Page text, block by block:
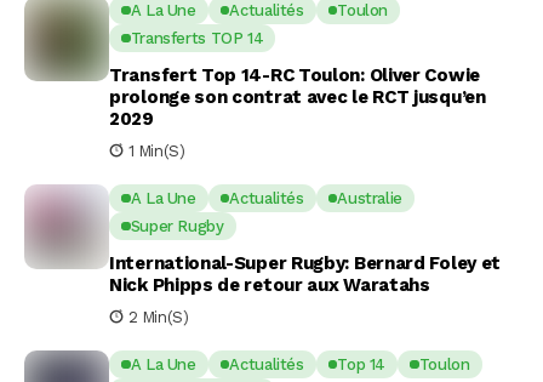
A La Une Actualités
Toulon
Transferts TOP 14
Transfert Top 14-RC Toulon: Oliver Cowie
prolonge son contrat avec le RCT jusqu’en
2029
1 Min(s)
A La Une Actualités
Australie
Super Rugby
International-Super Rugby: Bernard Foley et
Nick Phipps de retour aux Waratahs
2 Min(s)
A La Une Actualités Top 14
Toulon